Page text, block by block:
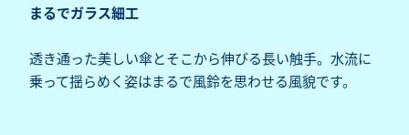
まるでガラス細工
透き通った美しい傘とそこから伸びる長い触手。水流に
乗って揺らめく姿はまるで風鈴を思わせる風貌です。